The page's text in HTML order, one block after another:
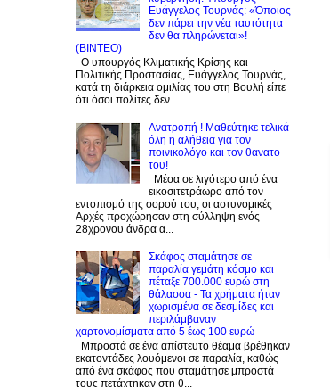
Ευάγγελος Τουρνάς: «Όποιος
δεν πάρει την νέα ταυτότητα
δεν θα πληρώνεται»!
(BINTEO)
Ο υπουργός Κλιματικής Κρίσης και
Πολιτικής Προστασίας, Ευάγγελος Τουρνάς,
κατά τη διάρκεια ομιλίας του στη Βουλή είπε
ότι όσοι πολίτες δεν...
Ανατροπή ! Mαθεύτηκε τελικά
όλη η αλήθεια για τον
ποινικολόγο και τον θανατο
του!
Μέσα σε λιγότερο από ένα
εικοσιτετράωρο από τον
εντοπισμό της σορού του, οι αστυνομικές
Αρχές προχώρησαν στη σύλληψη ενός
28χρονου άνδρα α...
Σκάφος σταμάτησε σε
παραλία γεμάτη κόσμο και
πέταξε 700.000 ευρώ στη
θάλασσα - Τα χρήματα ήταν
χωρισμένα σε δεσμίδες και
περιλάμβαναν
χαρτονομίσματα από 5 έως 100 ευρώ
Μπροστά σε ένα απίστευτο θέαμα βρέθηκαν
εκατοντάδες λουόμενοι σε παραλία, καθώς
από ένα σκάφος που σταμάτησε μπροστά
τους πετάχτηκαν στη θ...